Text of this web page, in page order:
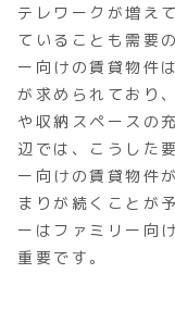
テレワークが増え
ていることも需要
ー向けの賃貸物件
が求められており
や収納スペースの
辺では、こうした
ー向けの賃貸物件
まりが続くことが
ーはファミリー向
重要です。